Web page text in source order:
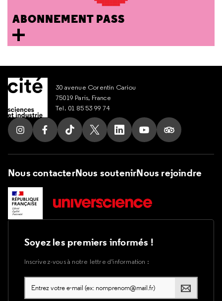
ABONNEMENT PASS
30 avenue Corentin Cariou
75019 Paris, France
Tel. 01 85 53 99 74
Suivez nous sur Instagram
Suivez nous sur Facebook
Suivez nous sur Tik Tok
Suivez nous sur X
Suivez nous sur LinkedIn
Suivez nous sur
Suivez nous
Nous contacterNous soutenirNous rejoindre
Soyez les premiers informés !
Inscrivez-vous à notre lettre d’information :